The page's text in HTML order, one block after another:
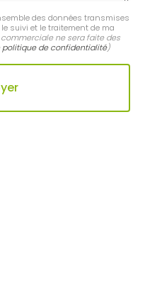
des données transmises
suivi et le traitement de ma
ne sera faite des
politique de confidentialité)